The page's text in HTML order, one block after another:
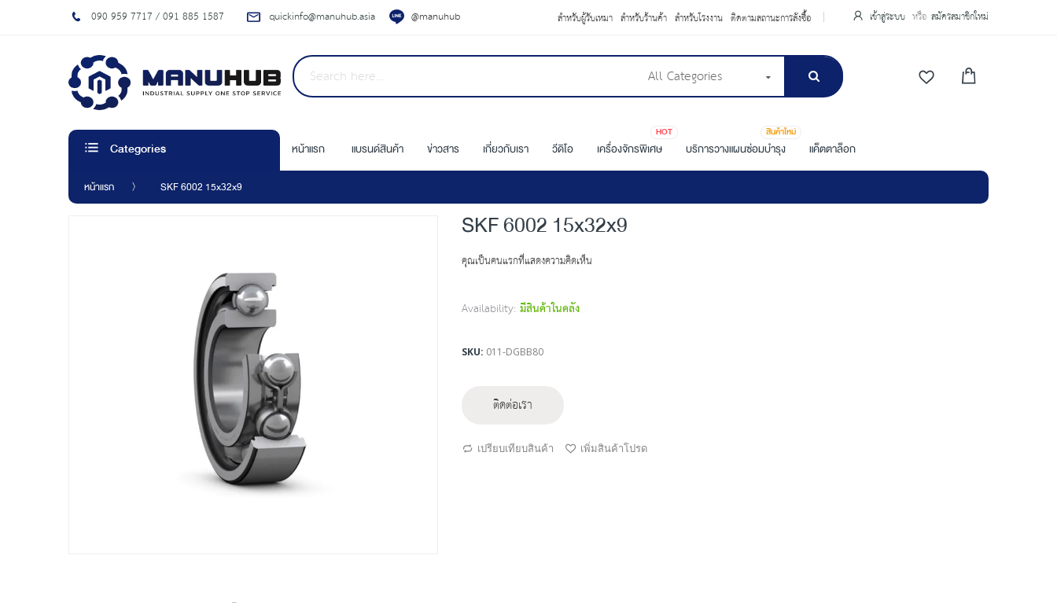
090 959 7717 / 091 885 1587 quickinfo@manuhub.asia @manuhub สำหรับผู้รับเหมา สำหรับร้านค้า สำหรับโรงงาน ติดตามสถานะการสั่งซื้อ เข้าสู่ระบบ สมัครสมาชิกใหม่
All Categories
Categories หน้าแรก แบรนด์สินค้า ข่าวสาร เกี่ยวกับเรา วีดิโอ เครื่องจักรพิเศษ
HOT
บริการวางแผนซ่อมบำรุง
สินค้าใหม่
แค็ตตาล็อก
หน้าแรก SKF 6002 15x32x9
SKF 6002 15x32x9
คุณเป็นคนแรกที่แสดงความคิดเห็น
Availability: มีสินค้าในคลัง
SKU 011-DGBB80
ติดต่อเรา
เปรียบเทียบสินค้า เพิ่มสินค้าโปรด